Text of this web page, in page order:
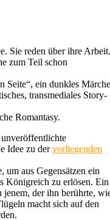
Sie reden über ihre
zum Teil schon
Seite“, ein dunkles
transmediales Story-
Romantasy.
unveröffentlichte
Idee zu dervorliegenden
um aus Gegensätzen ein
Königreich zu erlösen. Ein
jenem, der ihn berührte,
macht sich auf den